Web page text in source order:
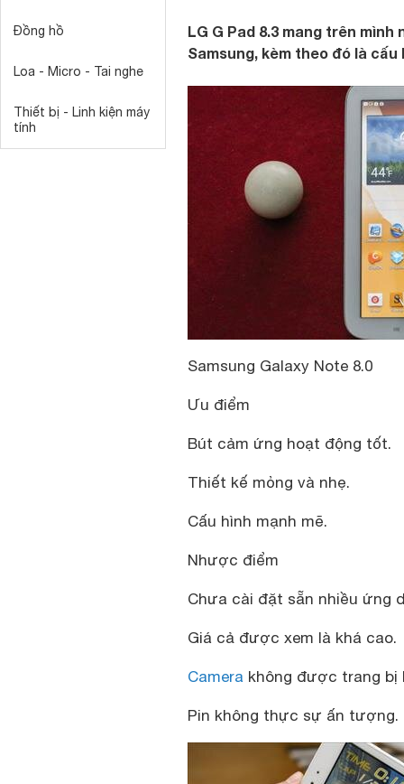
Đồng hồ
Loa - Micro - Tai nghe
Thiết bị - Linh kiện máy
tính
LG G Pad 8.3 mang trên
Samsung, kèm theo đó là
Samsung Galaxy Note 8.0
Ưu điểm
Bút cảm ứng hoạt động tốt.
Thiết kế mỏng và nhẹ.
Cấu hình mạnh mẽ.
Nhược điểm
Chưa cài đặt sẵn nhiều ứng
Giá cả được xem là khá cao.
Camera không được trang bị
Pin không thực sự ấn tượng.